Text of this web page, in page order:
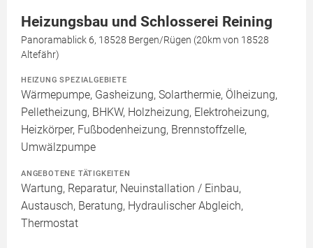
Heizungsbau und Schlosserei Reining
Panoramablick 6, 18528 Bergen/Rügen (20km von 18528
Altefähr)
HEIZUNG SPEZIALGEBIETE
Wärmepumpe, Gasheizung, Solarthermie, Ölheizung,
Pelletheizung, BHKW, Holzheizung, Elektroheizung,
Heizkörper, Fußbodenheizung, Brennstoffzelle,
Umwälzpumpe
ANGEBOTENE TÄTIGKEITEN
Wartung, Reparatur, Neuinstallation / Einbau,
Austausch, Beratung, Hydraulischer Abgleich,
Thermostat